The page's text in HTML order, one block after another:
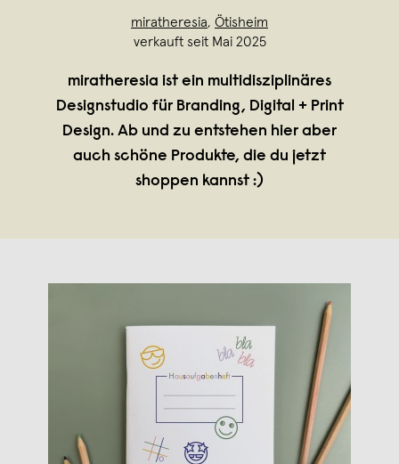
miratheresia, Ötisheim
verkauft seit Mai 2025
miratheresia ist ein multidisziplinäres
Designstudio für Branding, Digital + Print
Design. Ab und zu entstehen hier aber
auch schöne Produkte, die du jetzt
shoppen kannst :)